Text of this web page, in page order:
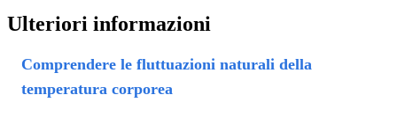
Ulteriori informazioni
Comprendere le fluttuazioni naturali della
temperatura corporea